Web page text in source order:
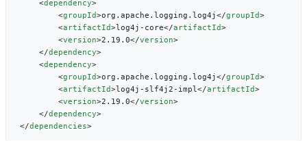
    <
dependency
        <
groupId>org.apache.logging.log4j</groupId
        <
artifactId>log4j-core</artifactId
        <
version>2.19.0</version
    </
dependency
    <
dependency
        <
groupId>org.apache.logging.log4j</groupId
        <
artifactId>log4j-slf4j2-impl</artifactId
        <
version>2.19.0</version
    </
dependency
</dependencies